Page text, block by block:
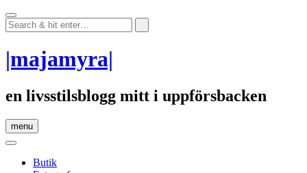
Skip
to
content
|majamyra|
en livsstilsblogg mitt i uppförsbacken
menu
Butik